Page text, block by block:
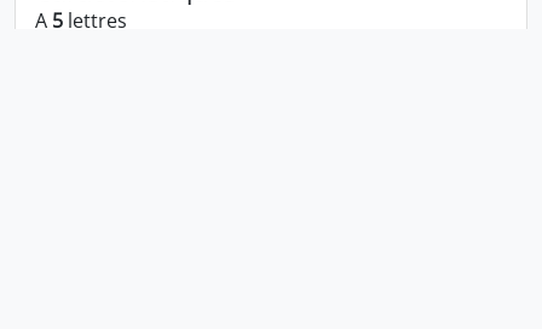
A 5 lettres